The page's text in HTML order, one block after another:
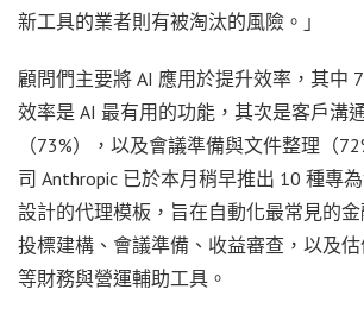
新工具的業者則有被淘汰的風險。」
顧問們主要將 AI 應用於提升效率，其中
效率是 AI 最有用的功能，其次是客戶溝
（73%），以及會議準備與文件整理（
司 Anthropic 已於本月稍早推出 10 種專
設計的代理模板，旨在自動化最常見的
投標建構、會議準備、收益審查，以及
等財務與營運輔助工具。